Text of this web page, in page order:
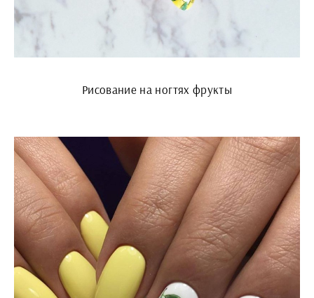
Рисование на ногтях фрукты